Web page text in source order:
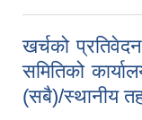
खर्चको
समितिको
(सबै)/स्थानीय